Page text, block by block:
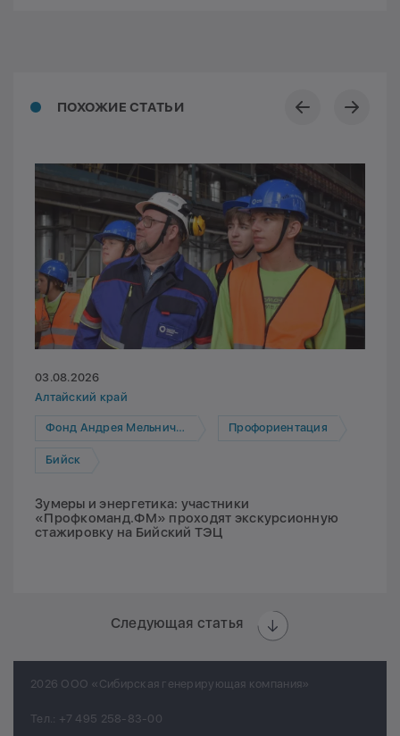
ПОХОЖИЕ СТАТЬИ
03.08.2026
Алтайский край
Фонд Андрея Мельниченко Профориентация
Бийск
Зумеры и энергетика: участники
«Профкоманд.ФМ» проходят экскурсионную
стажировку на Бийский ТЭЦ
Следующая статья
2026 ООО «Сибирская генерирующая компания»
Тел.: +7 495 258-83-00